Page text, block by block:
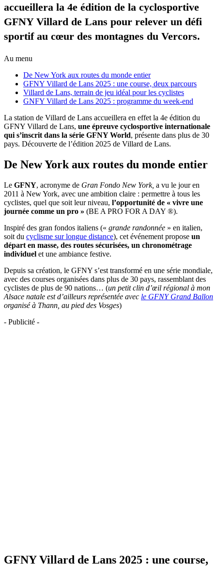
accueillera la 4e édition de la cyclosportive
GFNY Villard de Lans pour relever un défi
sportif au cœur des montagnes du Vercors.
Au menu
De New York aux routes du monde entier
GFNY Villard de Lans 2025 : une course, deux parcours
Villard de Lans, terrain de jeu idéal pour les cyclistes
GNFY Villard de Lans 2025 : programme du week-end
La station de Villard de Lans accueillera en effet la 4e édition du
GFNY Villard de Lans, une épreuve cyclosportive internationale
qui s’inscrit dans la série GFNY World, présente dans plus de 30
pays. Découverte de l’édition 2025 de Villard de Lans.
De New York aux routes du monde entier
Le GFNY, acronyme de Gran Fondo New York, a vu le jour en
2011 à New York, avec une ambition claire : permettre à tous les
cyclistes, quel que soit leur niveau, l’opportunité de « vivre une
journée comme un pro » (BE A PRO FOR A DAY ®).
Inspiré des gran fondos italiens (« grande randonnée » en italien,
soit du cyclisme sur longue distance), cet événement propose un
départ en masse, des routes sécurisées, un chronométrage
individuel et une ambiance festive.
Depuis sa création, le GFNY s’est transformé en une série mondiale,
avec des courses organisées dans plus de 30 pays, rassemblant des
cyclistes de plus de 90 nations… (un petit clin d’œil régional à mon
Alsace natale est d’ailleurs représentée avec le GFNY Grand Ballon
organisé à Thann, au pied des Vosges)
- Publicité -
GFNY Villard de Lans 2025 : une course,